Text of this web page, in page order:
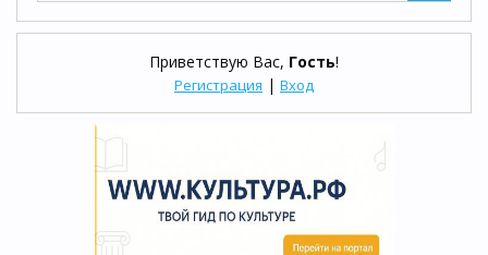
Приветствую Вас, Гость!
Регистрация | Вход